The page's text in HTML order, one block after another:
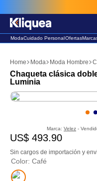
ModaCuidado PersonalOfertas
Moda Moda Hombre
Chaqueta clásica
Luminia
Marca: Velez -
US$ 493.90
Sin cargos de importación y
Color: Café
2. sandalia
3. futbol